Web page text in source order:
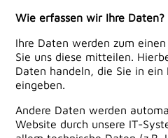
Wie erfassen wir Ihre Daten?
Ihre Daten werden zum
Sie uns diese mitteilen.
Daten handeln, die Sie in
eingeben.
Andere Daten werden
Website durch unsere IT-